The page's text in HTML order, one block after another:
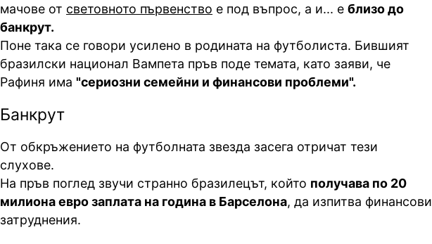
мачове от световното първенство е под въпрос, а и... е близо до
банкрут.
Поне така се говори усилено в родината на футболиста. Бившият
бразилски национал Вампета пръв поде темата, като заяви, че
Рафиня има "сериозни семейни и финансови проблеми".
Банкрут
От обкръжението на футболната звезда засега отричат тези
слухове.
На пръв поглед звучи странно бразилецът, който получава по 20
милиона евро заплата на година в Барселона, да изпитва финансови
затруднения.